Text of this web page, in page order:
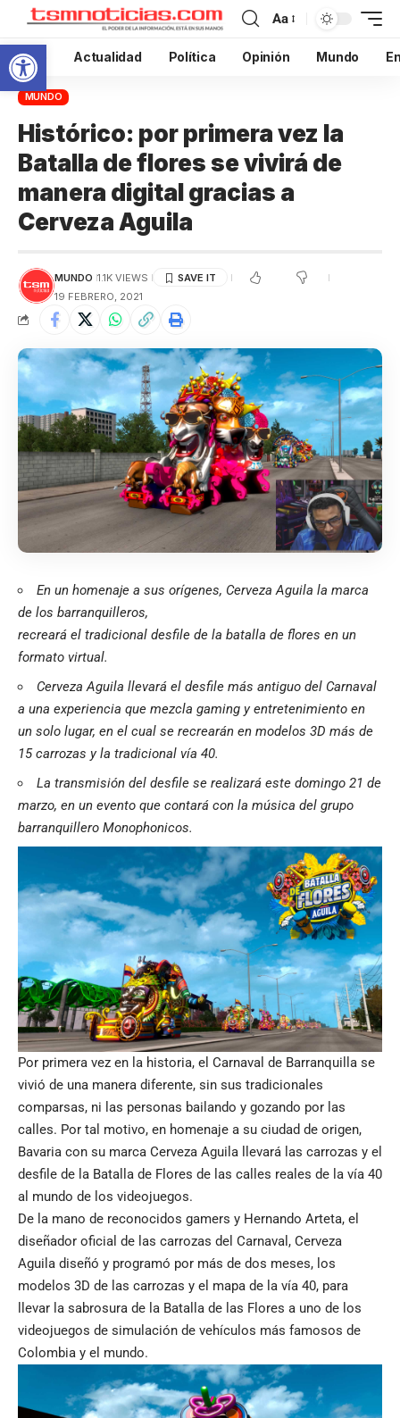
Abrir barra de herramientas
Aa
Inicio Actualidad Política Opinión Mundo
MUNDO
Histórico: por primera vez la
Batalla de flores se vivirá de
manera digital gracias a
Cerveza Aguila
MUNDO 1.1K VIEWS
19 FEBRERO, 2021
En un homenaje a sus orígenes, Cerveza Aguila la marca
de los barranquilleros,
recreará el tradicional desfile de la batalla de flores en un
formato virtual.
Cerveza Aguila llevará el desfile más antiguo del Carnaval
a una experiencia que mezcla gaming y entretenimiento en
un solo lugar, en el cual se recrearán en modelos 3D más de
15 carrozas y la tradicional vía 40.
La transmisión del desfile se realizará este domingo 21 de
marzo, en un evento que contará con la música del grupo
barranquillero Monophonicos.
Por primera vez en la historia, el Carnaval de Barranquilla se
vivió de una manera diferente, sin sus tradicionales
comparsas, ni las personas bailando y gozando por las
calles. Por tal motivo, en homenaje a su ciudad de origen,
Bavaria con su marca Cerveza Aguila llevará las carrozas y el
desfile de la Batalla de Flores de las calles reales de la vía 40
al mundo de los videojuegos.
De la mano de reconocidos gamers y Hernando Arteta, el
diseñador oficial de las carrozas del Carnaval, Cerveza
Aguila diseñó y programó por más de dos meses, los
modelos 3D de las carrozas y el mapa de la vía 40, para
llevar la sabrosura de la Batalla de las Flores a uno de los
videojuegos de simulación de vehículos más famosos de
Colombia y el mundo.